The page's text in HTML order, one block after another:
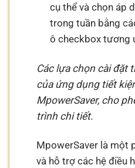
cụ thể và chọn áp
trong tuần bằng
ô checkbox tương
Các lựa chọn cài đặt
của ứng dụng tiết
MpowerSaver, cho
trình chi tiết.
MpowerSaver là một
và hỗ trợ các hệ điều